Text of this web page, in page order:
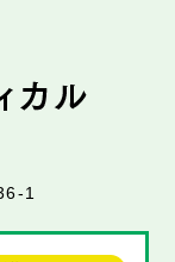
1